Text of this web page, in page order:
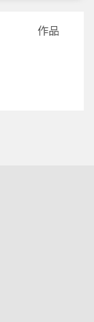
。
作品